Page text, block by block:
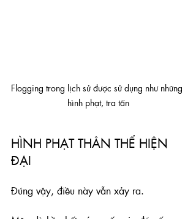
Flogging trong lịch sử được sử dụng như những
hình phạt, tra tấn
HÌNH PHẠT THÂN THỂ HIỆN
ĐẠI
Đúng vậy, điều này vẫn xảy ra.